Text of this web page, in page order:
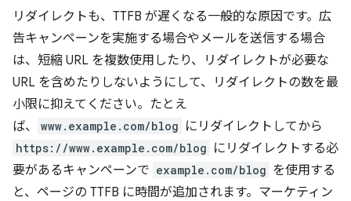
リダイレクトも、TTFB が遅くなる一般的な原因です。広
告キャンペーンを実施する場合やメールを送信する場合
は、短縮 URL を複数使用したり、リダイレクトが必要な
URL を含めたりしないようにして、リダイレクトの数を最
小限に抑えてください。たとえ
ば、
www.example.com/blog にリダイレクトしてから
https://www.example.com/blog にリダイレクトする必
要があるキャンペーンで example.com/blog を使用する
と、ページの TTFB に時間が追加されます。マーケティン